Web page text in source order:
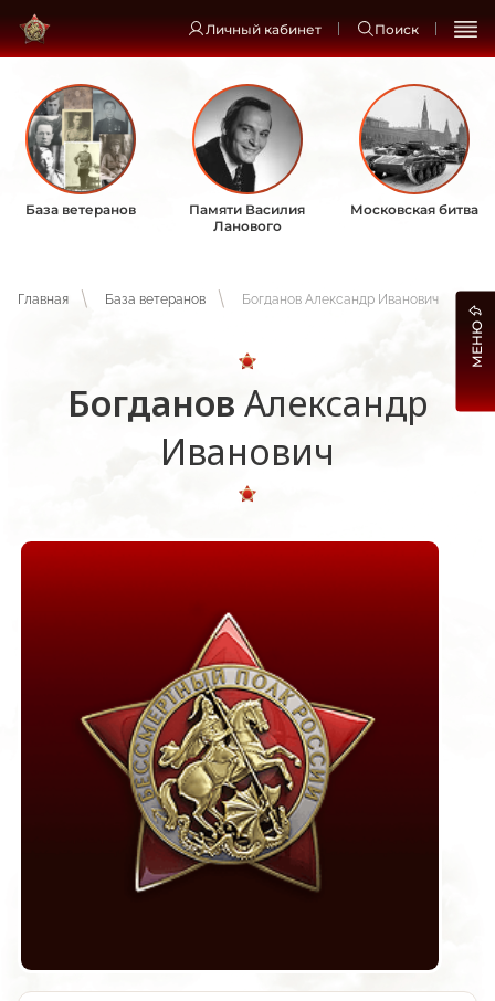
Личный кабинет Поиск
База ветеранов
Памяти Василия
Ланового
Московская битва
Главная База ветеранов Богданов Александр Иванович
Богданов Александр
Иванович
МЕНЮ